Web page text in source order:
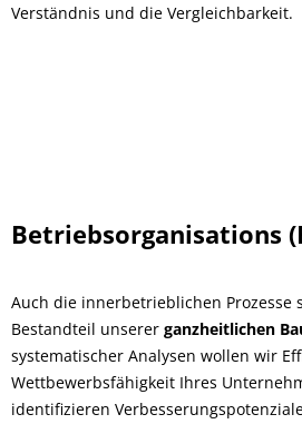
Verständnis und die Vergleichbarkeit.
Betriebsorganisations
Auch die innerbetrieblichen Prozesse
Bestandteil unserer ganzheitlichen
systematischer Analysen wollen wir
Wettbewerbsfähigkeit Ihres
identifizieren